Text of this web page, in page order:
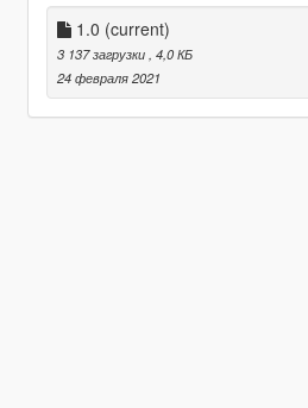
1.0 (current)
3 137 загрузки , 4,0 КБ
24 февраля 2021